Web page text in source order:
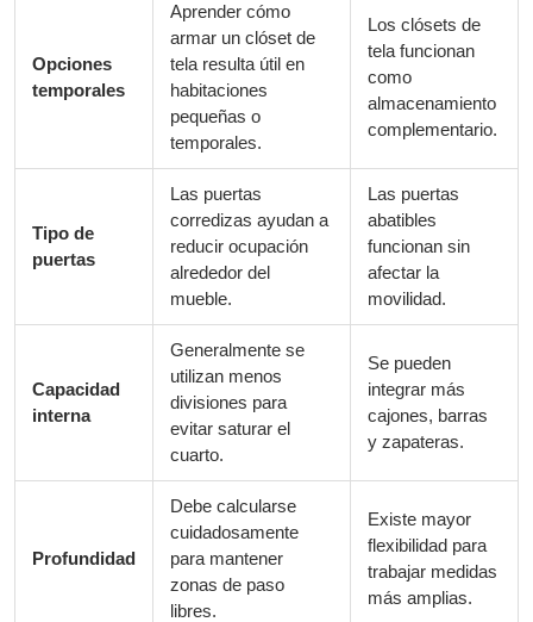
Opciones
temporales
Aprender cómo
armar un clóset de
tela resulta útil en
habitaciones
pequeñas o
temporales.
Los clósets de
tela funcionan
como
almacenamiento
complementario.
Tipo de
puertas
Las puertas
corredizas ayudan a
reducir ocupación
alrededor del
mueble.
Las puertas
abatibles
funcionan sin
afectar la
movilidad.
Capacidad
interna
Generalmente se
utilizan menos
divisiones para
evitar saturar el
cuarto.
Se pueden
integrar más
cajones, barras
y zapateras.
Profundidad
Debe calcularse
cuidadosamente
para mantener
zonas de paso
libres.
Existe mayor
flexibilidad para
trabajar medidas
más amplias.